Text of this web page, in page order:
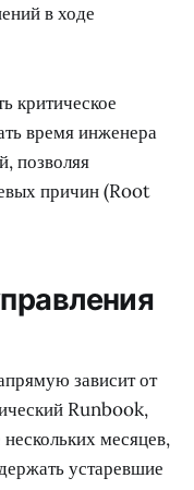
в ходе
критическое
время инженера
позволяя
причин (Root
зависит от
Runbook,
месяцев,
устаревшие